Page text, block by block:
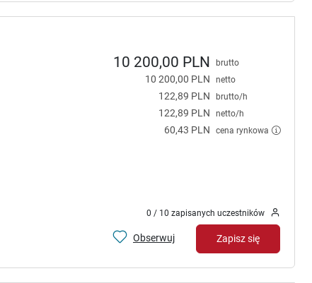
10 200,00 PLN brutto
10 200,00 PLN netto
122,89 PLN brutto/h
122,89 PLN netto/h
60,43 PLN cena rynkowa
0 / 10 zapisanych uczestników
Obserwuj Zapisz się